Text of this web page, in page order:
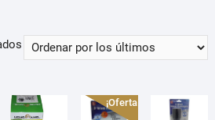
Ordenado
por
últimos
¡Oferta!